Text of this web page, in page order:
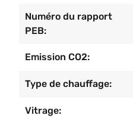
Numéro du rapport
PEB:
Emission CO2:
Type de chauffage:
Vitrage: